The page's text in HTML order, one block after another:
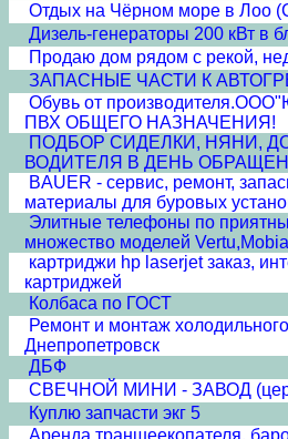
Отдых на Чёрном море в Лоо
Дизель-генераторы 200 кВт в
Продаю дом рядом с рекой,
ЗАПАСНЫЕ ЧАСТИ К
Обувь от
ПВХ ОБЩЕГО НАЗНАЧЕНИЯ!
ПОДБОР СИДЕЛКИ, НЯНИ,
ВОДИТЕЛЯ В ДЕНЬ
BAUER - сервис, ремонт,
материалы для буровых
Элитные телефоны по
множество моделей
картриджи hp laserjet заказ,
картриджей
Колбаса по ГОСТ
Ремонт и монтаж
Днепропетровск
ДБФ
СВЕЧНОЙ МИНИ - ЗАВОД
Куплю запчасти экг 5
Аренда траншеекопателя,